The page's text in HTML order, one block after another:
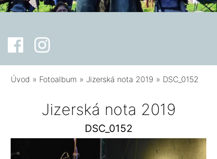
Úvod » Fotoalbum » Jizerská nota 2019 » DSC_0152
Jizerská nota 2019
DSC_0152